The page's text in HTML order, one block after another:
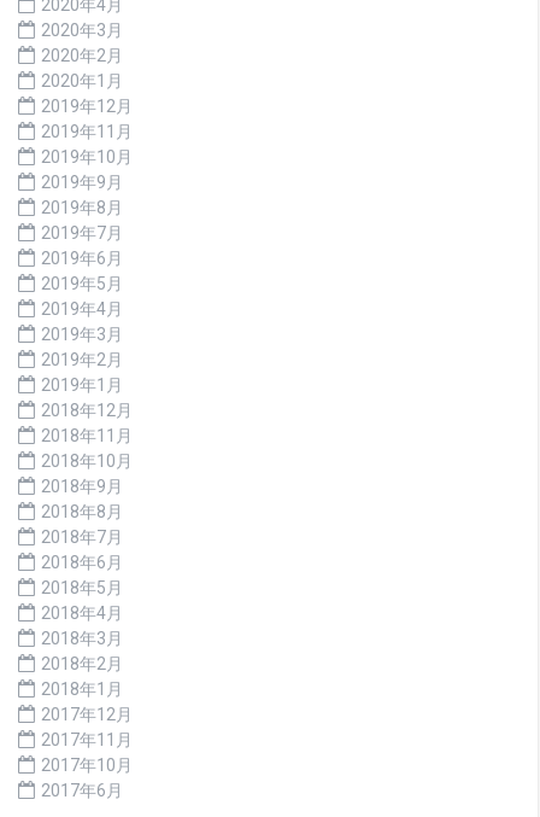
2020年4月
2020年3月
2020年2月
2020年1月
2019年12月
2019年11月
2019年10月
2019年9月
2019年8月
2019年7月
2019年6月
2019年5月
2019年4月
2019年3月
2019年2月
2019年1月
2018年12月
2018年11月
2018年10月
2018年9月
2018年8月
2018年7月
2018年6月
2018年5月
2018年4月
2018年3月
2018年2月
2018年1月
2017年12月
2017年11月
2017年10月
2017年6月